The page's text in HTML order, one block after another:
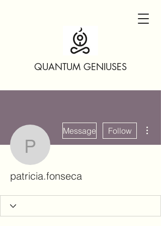
QUANTUM GENIUSES
patricia.fonseca
Message Follow
patricia.fonseca